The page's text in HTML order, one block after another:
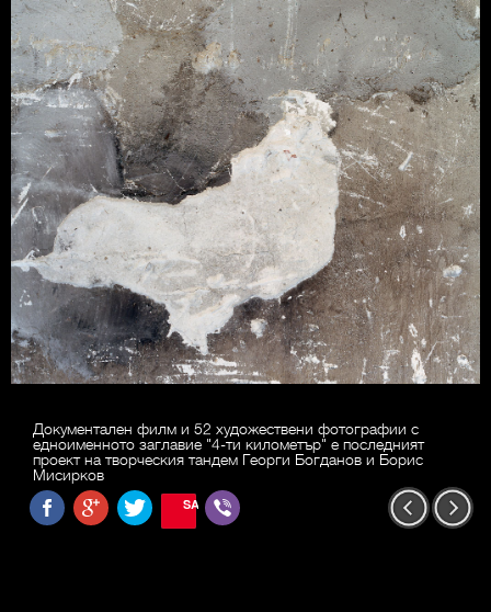
Документален филм и 52 художествени фотографии с
едноименното заглавие "4-ти километър" е последният
проект на творческия тандем Георги Богданов и Борис
Мисирков
SAVE